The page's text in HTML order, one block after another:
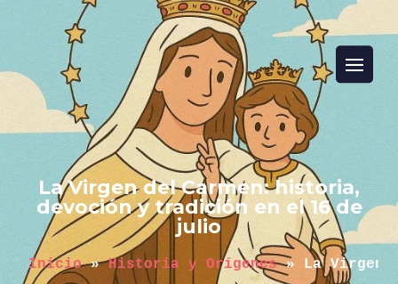
La Virgen del Carmen: historia,
devoción y tradición en el 16 de
julio
Inicio » Historia y Orígenes » La Virgen